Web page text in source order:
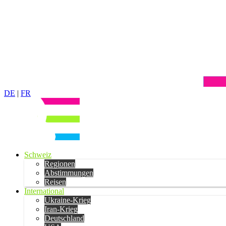
DE | FR
Schweiz
Regionen
Abstimmungen
Reisen
International
Ukraine-Krieg
Iran-Krieg
Deutschland